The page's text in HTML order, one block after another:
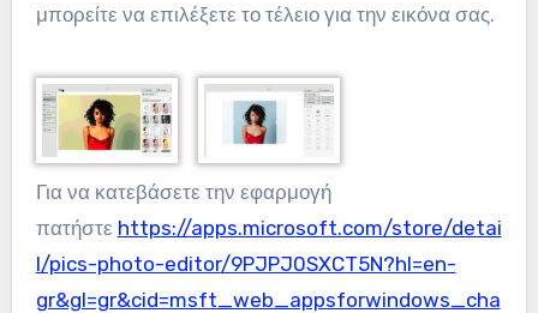
μπορείτε να επιλέξετε το τέλειο για την εικόνα σας.
Για να κατεβάσετε την εφαρμογή
πατήστε https://apps.microsoft.com/store/detai
l/pics-photo-editor/9PJPJ0SXCT5N?hl=en-
gr&gl=gr&cid=msft_web_appsforwindows_cha